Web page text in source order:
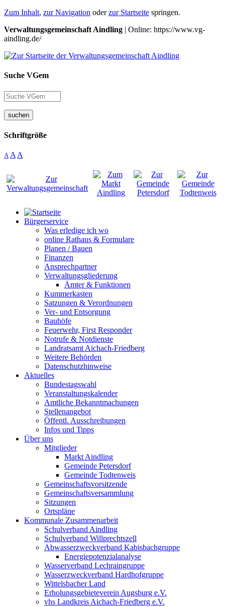
Zum Inhalt, zur Navigation oderzur Startseite springen.
Verwaltungsgemeinschaft Aindling | Online: https://www.vg-
aindling.de/
Suche VGem
suchen
Schriftgröße
A A A
Bürgerservice
Was erledige ich wo
online Rathaus & Formulare
Planen / Bauen
Finanzen
Ansprechpartner
Verwaltungsgliederung
Ämter & Funktionen
Kummerkasten
Satzungen & Verordnungen
Ver- und Entsorgung
Bauhöfe
Feuerwehr, First Responder
Notrufe & Notdienste
Landratsamt Aichach-Friedberg
Weitere Behörden
Datenschutzhinweise
Aktuelles
Bundestagswahl
Veranstaltungskalender
Amtliche Bekanntmachungen
Stellenangebot
Öffentl. Ausschreibungen
Infos und Tipps
Über uns
Mitglieder
Markt Aindling
Gemeinde Petersdorf
Gemeinde Todtenweis
Gemeinschaftsvorsitzende
Gemeinschaftsversammlung
Sitzungen
Ortspläne
Kommunale Zusammenarbeit
Schulverband Aindling
Schulverband Willprechtszell
Abwasserzweckverband Kabisbachgruppe
Energiepotenzialanalyse
Wasserverband Lechraingruppe
Wasserzweckverband Hardhofgruppe
Wittelsbacher Land
Erholungsgebieteverein Augsburg e.V.
vhs Landkreis Aichach-Friedberg e.V.